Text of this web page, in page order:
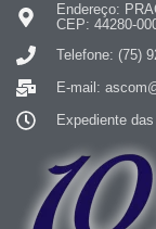
Endereço:
CEP: 44280-
Telefone: (75)
E-mail:
Expediente